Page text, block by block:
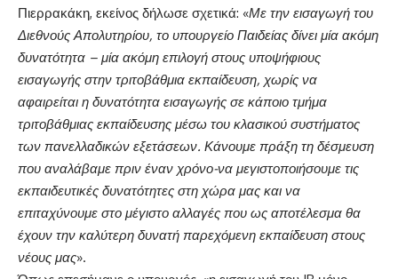
Πιερρακάκη, εκείνος δήλωσε σχετικά: «Με την εισαγωγή του
Διεθνούς Απολυτηρίου, το υπουργείο Παιδείας δίνει μία ακόμη
δυνατότητα – μία ακόμη επιλογή στους υποψήφιους
εισαγωγής στην τριτοβάθμια εκπαίδευση, χωρίς να
αφαιρείται η δυνατότητα εισαγωγής σε κάποιο τμήμα
τριτοβάθμιας εκπαίδευσης μέσω του κλασικού συστήματος
των πανελλαδικών εξετάσεων. Κάνουμε πράξη τη δέσμευση
που αναλάβαμε πριν έναν χρόνο-να μεγιστοποιήσουμε τις
εκπαιδευτικές δυνατότητες στη χώρα μας και να
επιταχύνουμε στο μέγιστο αλλαγές που ως αποτέλεσμα θα
έχουν την καλύτερη δυνατή παρεχόμενη εκπαίδευση στους
νέους μας».